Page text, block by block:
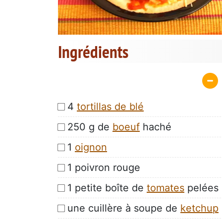
Ingrédients
4 tortillas de blé
250 g de boeuf haché
1 oignon
1 poivron rouge
1 petite boîte de tomates pelées
une cuillère à soupe de ketchup